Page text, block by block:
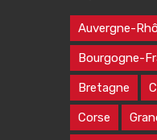
Auvergne-
Bourgogne-
Bretagne
Corse